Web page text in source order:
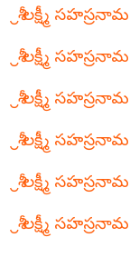
శ్రీ లక్ష్మీ
శ్రీ లక్ష్మీ
శ్రీ లక్ష్మీ
శ్రీ లక్ష్మీ
శ్రీ లక్ష్మీ
శ్రీ లక్ష్మీ